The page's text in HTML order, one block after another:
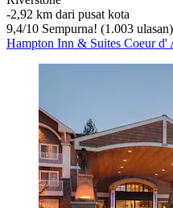
‐2,92 km dari pusat kota
9,4/10 Sempurna! (1.003 ulasan)
Hampton Inn & Suites Coeur d'